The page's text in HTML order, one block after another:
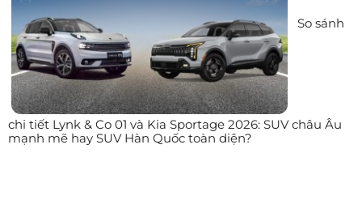
So sánh
chi tiết Lynk & Co 01 và Kia Sportage 2026: SUV châu Âu
mạnh mẽ hay SUV Hàn Quốc toàn diện?